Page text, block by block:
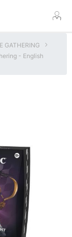
GATHERING
- English